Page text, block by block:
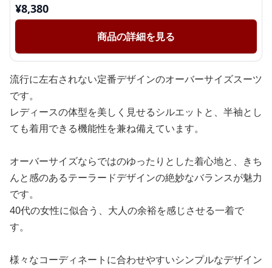
¥8,380
商品の詳細を見る
流行に左右されない定番デザインのオーバーサイズスーツ
です。
レディースの体型を美しく見せるシルエットと、半袖とし
ても着用できる機能性を兼ね備えています。
オーバーサイズならではのゆったりとした着心地と、きち
んと感のあるテーラードデザインの絶妙なバランスが魅力
です。
40代の女性に似合う、大人の余裕を感じさせる一着で
す。
様々なコーディネートに合わせやすいシンプルなデザイン